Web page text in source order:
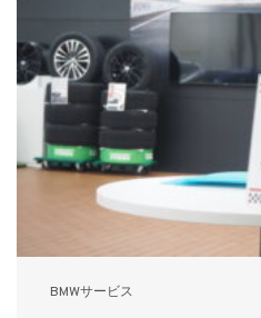
BMWサービス